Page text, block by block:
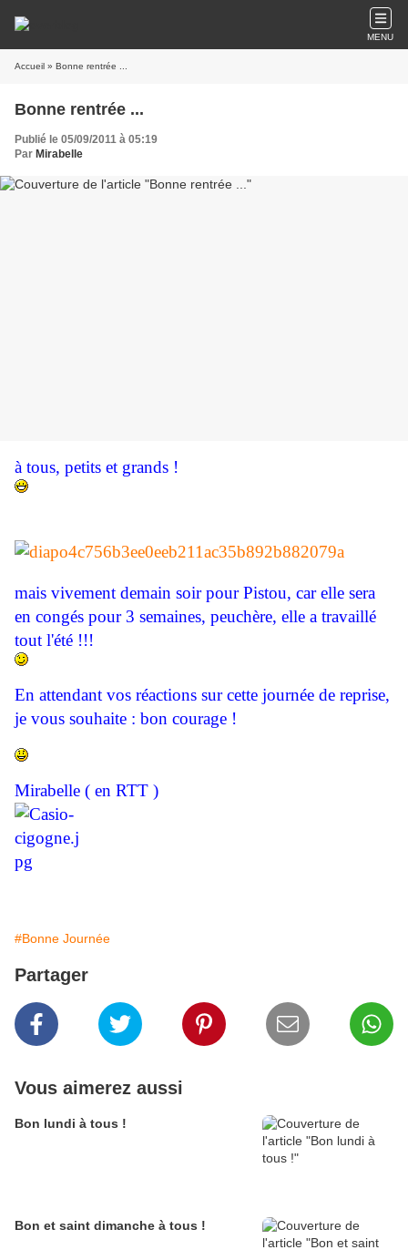
MENU
Accueil » Bonne rentrée ...
Bonne rentrée ...
Publié le 05/09/2011 à 05:19
Par Mirabelle
à tous, petits et grands !
mais vivement demain soir pour Pistou, car elle sera
en congés pour 3 semaines, peuchère, elle a travaillé
tout l'été !!!
En attendant vos réactions sur cette journée de reprise,
je vous souhaite : bon courage !
Mirabelle ( en RTT )
#Bonne Journée
Partager
Vous aimerez aussi
Bon lundi à tous !
Bon et saint dimanche à tous !